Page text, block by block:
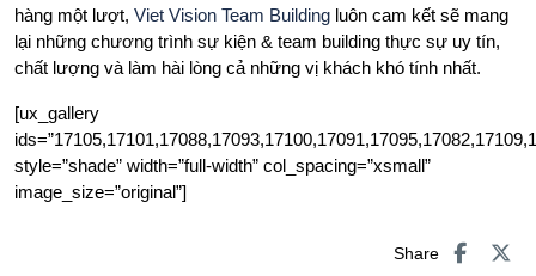
hàng một lượt, Viet Vision Team Building luôn cam kết sẽ mang
lại những chương trình sự kiện & team building thực sự uy tín,
chất lượng và làm hài lòng cả những vị khách khó tính nhất.
[ux_gallery
style=”shade” width=”full-width” col_spacing=”xsmall”
image_size=”original”]
Share